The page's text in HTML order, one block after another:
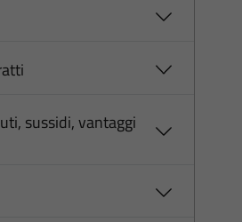
sussidi, vantaggi